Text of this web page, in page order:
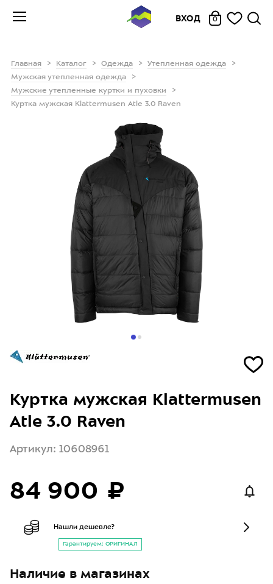
ВХОД 0
Главная Каталог Одежда
Утепленная одежда
Мужская утепленная одежда
Мужские утепленные куртки и пуховки
Куртка мужская Klattermusen Atle 3.0 Raven
Куртка мужская Klattermusen
Atle 3.0 Raven
Артикул: 10608961
84 900 ₽
Нашли дешевле?
Гарантируем: ОРИГИНАЛ
Наличие в магазинах